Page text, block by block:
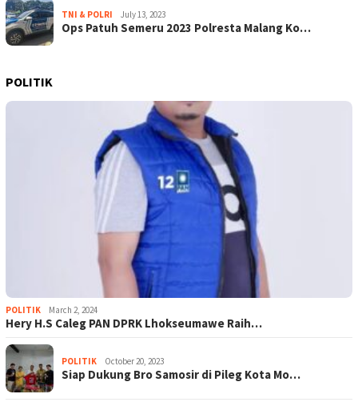
TNI & POLRI July 13, 2023
Ops Patuh Semeru 2023 Polresta Malang Ko…
POLITIK
POLITIK March 2, 2024
Hery H.S Caleg PAN DPRK Lhokseumawe Raih…
POLITIK October 20, 2023
Siap Dukung Bro Samosir di Pileg Kota Mo…